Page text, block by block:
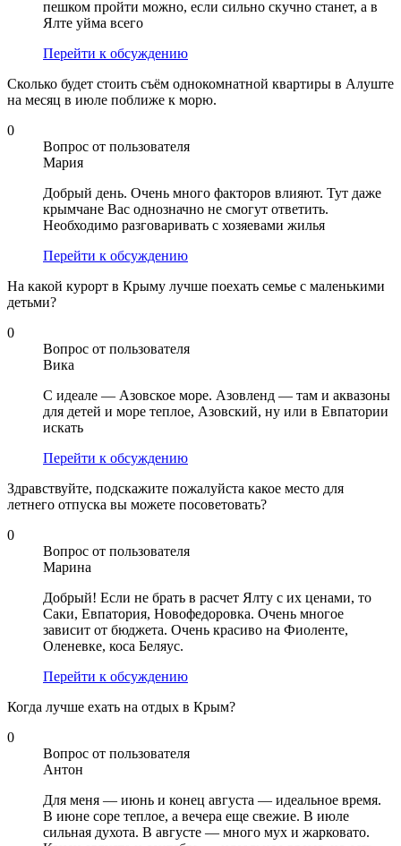
пешком пройти можно, если сильно скучно станет, а в
Ялте уйма всего
Перейти к обсуждению
Сколько будет стоить съём однокомнатной квартиры в Алуште
на месяц в июле поближе к морю.
0
Вопрос от пользователя
Мария
Добрый день. Очень много факторов влияют. Тут даже
крымчане Вас однозначно не смогут ответить.
Необходимо разговаривать с хозяевами жилья
Перейти к обсуждению
На какой курорт в Крыму лучше поехать семье с маленькими
детьми?
0
Вопрос от пользователя
Вика
С идеале — Азовское море. Азовленд — там и аквазоны
для детей и море теплое, Азовский, ну или в Евпатории
искать
Перейти к обсуждению
Здравствуйте, подскажите пожалуйста какое место для
летнего отпуска вы можете посоветовать?
0
Вопрос от пользователя
Марина
Добрый! Если не брать в расчет Ялту с их ценами, то
Саки, Евпатория, Новофедоровка. Очень многое
зависит от бюджета. Очень красиво на Фиоленте,
Оленевке, коса Беляус.
Перейти к обсуждению
Когда лучше ехать на отдых в Крым?
0
Вопрос от пользователя
Антон
Для меня — июнь и конец августа — идеальное время.
В июне соре теплое, а вечера еще свежие. В июле
сильная духота. В августе — много мух и жарковато.